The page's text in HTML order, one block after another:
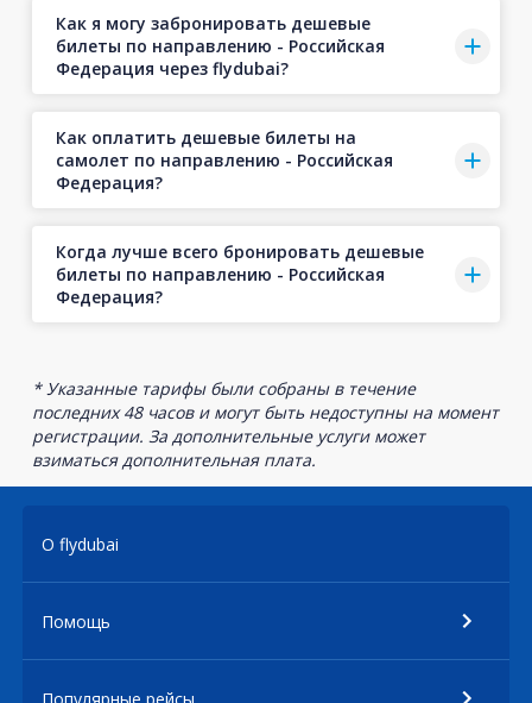
Как я могу забронировать дешевые
билеты по направлению - Российская
Федерация через flydubai?
Как оплатить дешевые билеты на
самолет по направлению - Российская
Федерация?
Когда лучше всего бронировать дешевые
билеты по направлению - Российская
Федерация?
* Указанные тарифы были собраны в течение
последних 48 часов и могут быть недоступны на момент
регистрации. За дополнительные услуги может
взиматься дополнительная плата.
О flydubai
Помощь
Популярные рейсы